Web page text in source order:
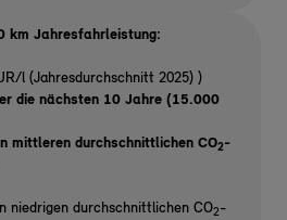
km Jahresfahrleistung:
l (Jahresdurchschnitt 2025) )
die nächsten 10 Jahre (15.000
mittleren durchschnittlichen CO2-
niedrigen durchschnittlichen CO2-